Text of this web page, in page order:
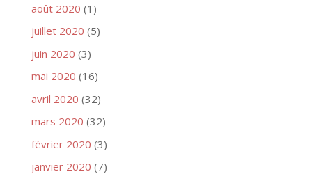
août 2020 (1)
juillet 2020 (5)
juin 2020 (3)
mai 2020 (16)
avril 2020 (32)
mars 2020 (32)
février 2020 (3)
janvier 2020 (7)